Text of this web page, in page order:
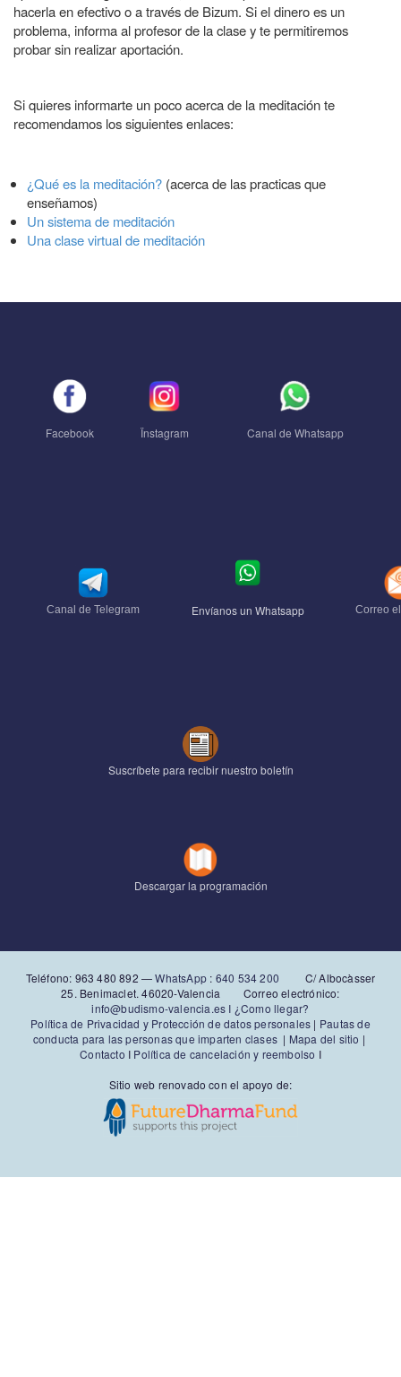
hacerla enefectivoo a través de Bizum. Si el dinero es un
problema, informa al profesor de la clase y te permitiremos
probar sin realizar aportación.
Si quieres informarte un poco acerca de la meditación te
recomendamos los siguientes enlaces:
¿Qué es la meditación? (acerca de las practicas que
enseñamos)
Un sistema de meditación
Una clase virtual de meditación
Facebook Ïnstagram Canal de Whatsapp
Canal de Telegram Envíanos un Whatsapp Correo
Suscríbete para recibir nuestro boletín
Descargar la programación
Teléfono: 963 480 892‬ —WhatsApp : 640 534 200 C/ Albocàsser
25. Benimaclet. 46020-Valencia Correo electrónico:
info@budismo-valencia.es I ¿Como llegar?
Política de Privacidad y Protección de datos personales | Pautas de
conducta para las personas que imparten clases| Mapa del sitio |
Contacto I Política de cancelación y reembolso I
Sitio web renovado con el apoyo de: